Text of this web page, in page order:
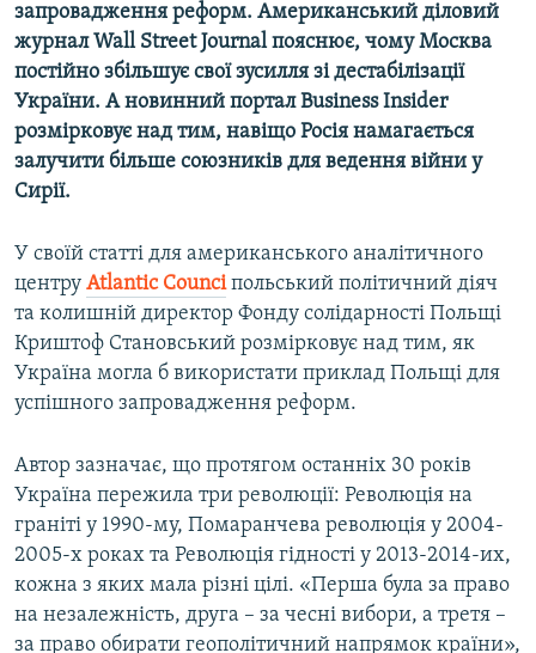
запровадження реформ. Американський діловий
журнал Wall Street Journal пояснює, чому Москва
постійно збільшує свої зусилля зі дестабілізації
України. А новинний портал Business Insider
розмірковує над тим, навіщо Росія намагається
залучити більше союзників для ведення війни у
Сирії.
У своїй статті для американського аналітичного
центру Atlantic Counci польський політичний діяч
та колишній директор Фонду солідарності Польщі
Криштоф Становський розмірковує над тим, як
Україна могла б використати приклад Польщі для
успішного запровадження реформ.
Автор зазначає, що протягом останніх 30 років
Україна пережила три революції: Революція на
граніті у 1990-му, Помаранчева революція у 2004-
2005-х роках та Революція гідності у 2013-2014-их,
кожна з яких мала різні цілі. «Перша була за право
на незалежність, друга – за чесні вибори, а третя –
за право обирати геополітичний напрямок країни»,